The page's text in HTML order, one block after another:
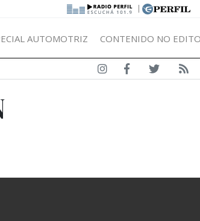
|
AUTOMOTRIZ CONTENIDO NO